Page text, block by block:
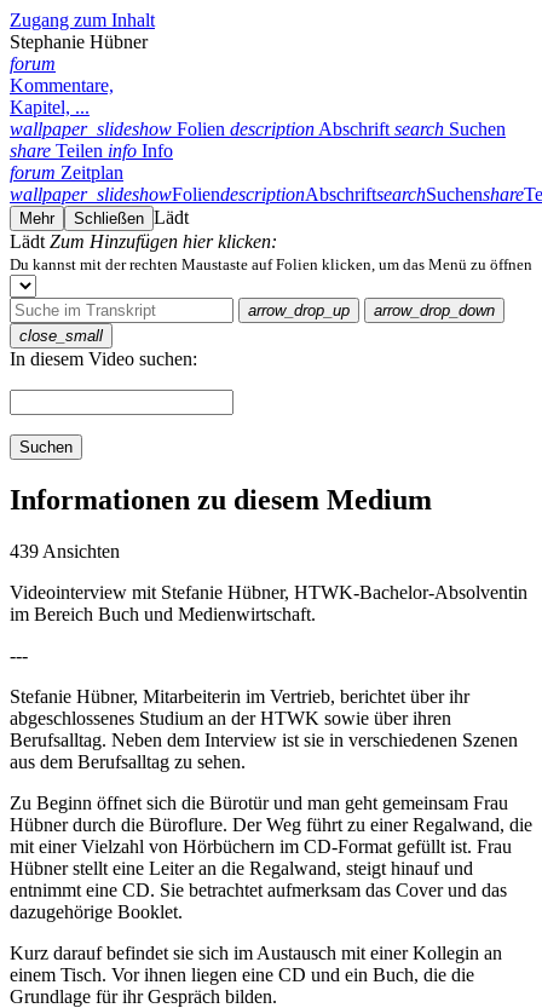
Zugang zum Inhalt
Stephanie Hübner
forum
Kommentare,
Kapitel, ...
wallpaper_slideshow Folien description Abschrift search Suchen
share Teilen info Info
forum Zeitplan
wallpaper_slideshowFoliendescriptionAbschriftsearchSuchenshare
Mehr Schließen Lädt
Lädt Zum Hinzufügen hier klicken:
Du kannst mit der rechten Maustaste auf Folien klicken, um das Menü zu öffnen
arrow_drop_up
arrow_drop_down
close_small
In diesem Video suchen:
Suchen
Informationen zu diesem Medium
439 Ansichten
Videointerview mit Stefanie Hübner, HTWK-Bachelor-Absolventin
im Bereich Buch und Medienwirtschaft.
---
Stefanie Hübner, Mitarbeiterin im Vertrieb, berichtet über ihr
abgeschlossenes Studium an der HTWK sowie über ihren
Berufsalltag. Neben dem Interview ist sie in verschiedenen Szenen
aus dem Berufsalltag zu sehen.
Zu Beginn öffnet sich die Bürotür und man geht gemeinsam Frau
Hübner durch die Büroflure. Der Weg führt zu einer Regalwand, die
mit einer Vielzahl von Hörbüchern im CD-Format gefüllt ist. Frau
Hübner stellt eine Leiter an die Regalwand, steigt hinauf und
entnimmt eine CD. Sie betrachtet aufmerksam das Cover und das
dazugehörige Booklet.
Kurz darauf befindet sie sich im Austausch mit einer Kollegin an
einem Tisch. Vor ihnen liegen eine CD und ein Buch, die die
Grundlage für ihr Gespräch bilden.